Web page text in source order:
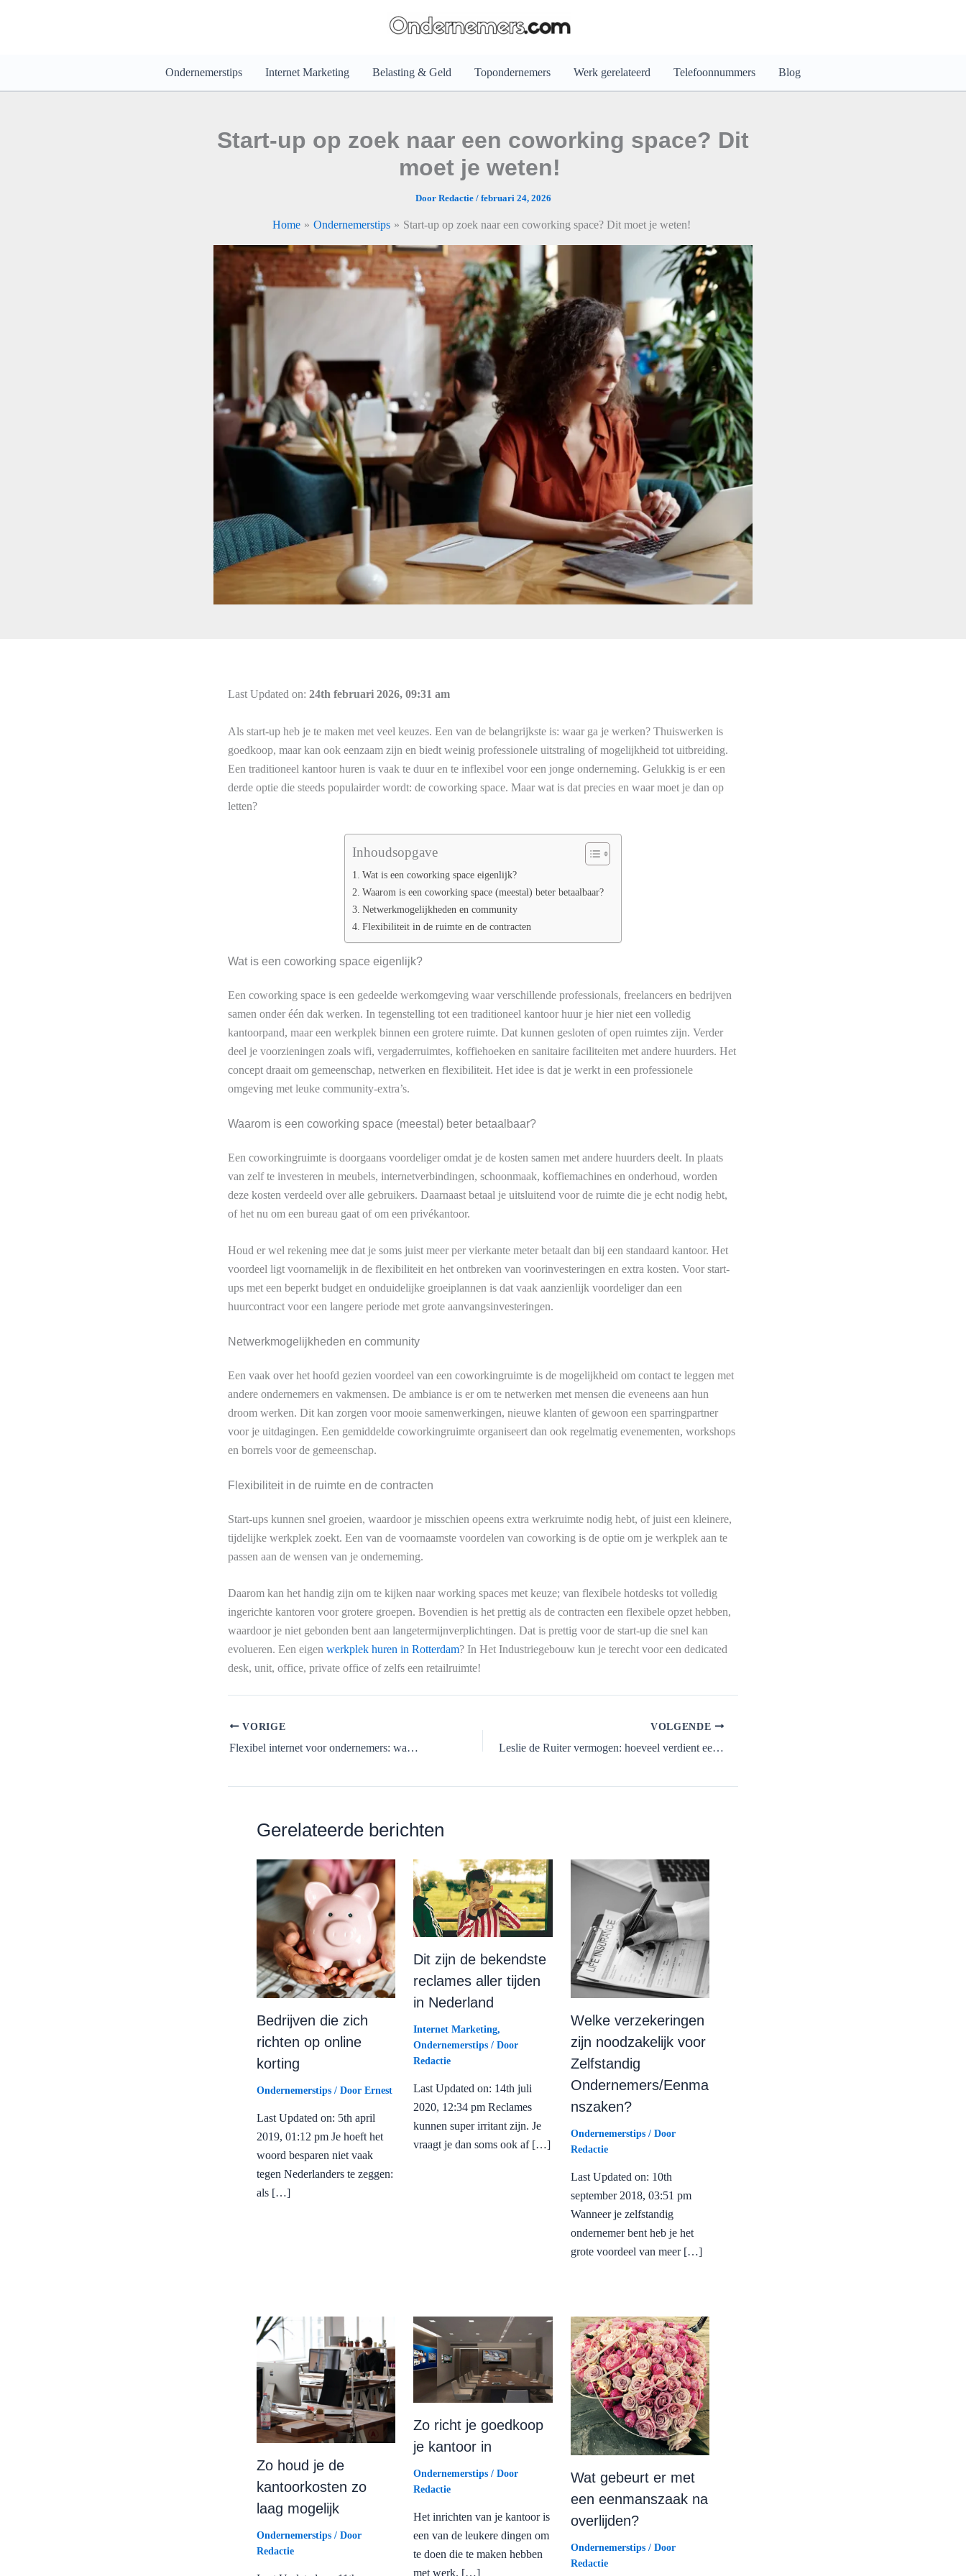
Ondernemerstips Internet Marketing Belasting & Geld Topondernemers Werk gerelateerd Telefoonnummers Blog
Start-up op zoek naar een coworking space? Dit
moet je weten!
Door Redactie / februari 24, 2026
Home Ondernemerstips Start-up op zoek naar een coworking space? Dit moet je weten!
Last Updated on: 24th februari 2026, 09:31 am
Als start-up heb je te maken met veel keuzes. Een van de belangrijkste is: waar ga je werken? Thuiswerken is
goedkoop, maar kan ook eenzaam zijn en biedt weinig professionele uitstraling of mogelijkheid tot uitbreiding.
Een traditioneel kantoor huren is vaak te duur en te inflexibel voor een jonge onderneming. Gelukkig is er een
derde optie die steeds populairder wordt: de coworking space. Maar wat is dat precies en waar moet je dan op
letten?
Inhoudsopgave
Wat is een coworking space eigenlijk?
Waarom is een coworking space (meestal) beter betaalbaar?
Netwerkmogelijkheden en community
Flexibiliteit in de ruimte en de contracten
Wat is een coworking space eigenlijk?
Een coworking space is een gedeelde werkomgeving waar verschillende professionals, freelancers en bedrijven
samen onder één dak werken. In tegenstelling tot een traditioneel kantoor huur je hier niet een volledig
kantoorpand, maar een werkplek binnen een grotere ruimte. Dat kunnen gesloten of open ruimtes zijn. Verder
deel je voorzieningen zoals wifi, vergaderruimtes, koffiehoeken en sanitaire faciliteiten met andere huurders. Het
concept draait om gemeenschap, netwerken en flexibiliteit. Het idee is dat je werkt in een professionele
omgeving met leuke community-extra’s.
Waarom is een coworking space (meestal) beter betaalbaar?
Een coworkingruimte is doorgaans voordeliger omdat je de kosten samen met andere huurders deelt. In plaats
van zelf te investeren in meubels, internetverbindingen, schoonmaak, koffiemachines en onderhoud, worden
deze kosten verdeeld over alle gebruikers. Daarnaast betaal je uitsluitend voor de ruimte die je echt nodig hebt,
of het nu om een bureau gaat of om een privékantoor.
Houd er wel rekening mee dat je soms juist meer per vierkante meter betaalt dan bij een standaard kantoor. Het
voordeel ligt voornamelijk in de flexibiliteit en het ontbreken van voorinvesteringen en extra kosten. Voor start-
ups met een beperkt budget en onduidelijke groeiplannen is dat vaak aanzienlijk voordeliger dan een
huurcontract voor een langere periode met grote aanvangsinvesteringen.
Netwerkmogelijkheden en community
Een vaak over het hoofd gezien voordeel van een coworkingruimte is de mogelijkheid om contact te leggen met
andere ondernemers en vakmensen. De ambiance is er om te netwerken met mensen die eveneens aan hun
droom werken. Dit kan zorgen voor mooie samenwerkingen, nieuwe klanten of gewoon een sparringpartner
voor je uitdagingen. Een gemiddelde coworkingruimte organiseert dan ook regelmatig evenementen, workshops
en borrels voor de gemeenschap.
Flexibiliteit in de ruimte en de contracten
Start-ups kunnen snel groeien, waardoor je misschien opeens extra werkruimte nodig hebt, of juist een kleinere,
tijdelijke werkplek zoekt. Een van de voornaamste voordelen van coworking is de optie om je werkplek aan te
passen aan de wensen van je onderneming.
Daarom kan het handig zijn om te kijken naar working spaces met keuze; van flexibele hotdesks tot volledig
ingerichte kantoren voor grotere groepen. Bovendien is het prettig als de contracten een flexibele opzet hebben,
waardoor je niet gebonden bent aan langetermijnverplichtingen. Dat is prettig voor de start-up die snel kan
evolueren. Een eigen werkplek huren in Rotterdam? In Het Industriegebouw kun je terecht voor een dedicated
desk, unit, office, private office of zelfs een retailruimte!
VORIGE
Flexibel internet voor ondernemers: waarom draadloze verbindingen terrein winnen
VOLGENDE
Leslie de Ruiter vermogen: hoeveel verdient een topmakelaar?
Gerelateerde berichten
Bedrijven die zich
richten op online
korting
Ondernemerstips / Door Ernest
Last Updated on: 5th april
2019, 01:12 pm Je hoeft het
woord besparen niet vaak
tegen Nederlanders te zeggen:
als […]
Dit zijn de bekendste
reclames aller tijden
in Nederland
Internet Marketing,
Ondernemerstips / Door
Redactie
Last Updated on: 14th juli
2020, 12:34 pm Reclames
kunnen super irritant zijn. Je
vraagt je dan soms ook af […]
Welke verzekeringen
zijn noodzakelijk voor
Zelfstandig
Ondernemers/Eenma
nszaken?
Ondernemerstips/ Door
Redactie
Last Updated on: 10th
september 2018, 03:51 pm
Wanneer je zelfstandig
ondernemer bent heb je het
grote voordeel van meer […]
Zo houd je de
kantoorkosten zo
laag mogelijk
Ondernemerstips / Door
Redactie
Zo richt je goedkoop
je kantoor in
Ondernemerstips / Door
Redactie
Het inrichten van je kantoor is
een van de leukere dingen om
te doen die te maken hebben
met werk. […]
Wat gebeurt er met
een eenmanszaak na
overlijden?
Ondernemerstips/ Door
Redactie